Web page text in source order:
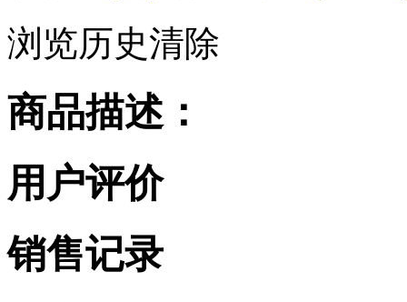
浏览历史清除
商品描述：
用户评价
销售记录